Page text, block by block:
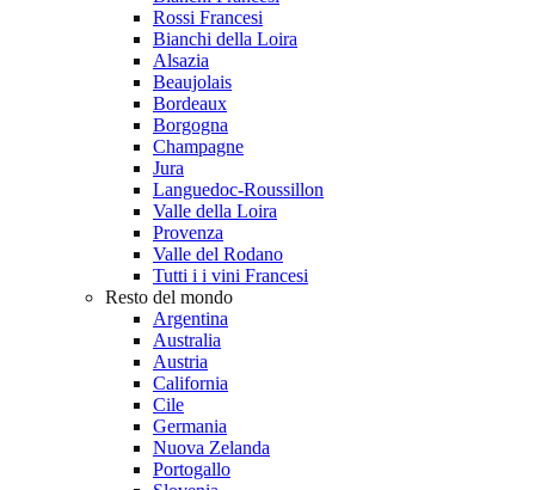
Rossi Francesi
Bianchi della Loira
Alsazia
Beaujolais
Bordeaux
Borgogna
Champagne
Jura
Languedoc-Roussillon
Valle della Loira
Provenza
Valle del Rodano
Tutti i i vini Francesi
Resto del mondo
Argentina
Australia
Austria
California
Cile
Germania
Nuova Zelanda
Portogallo